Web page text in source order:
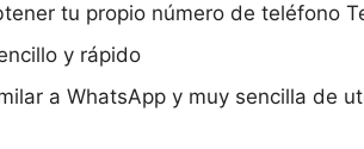
tu propio número de teléfono
y rápido
a WhatsApp y muy sencilla de